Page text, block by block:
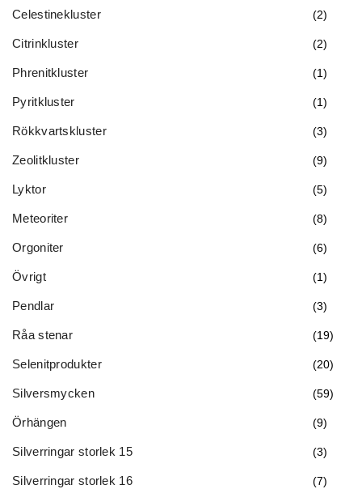
Celestinekluster (2)
Citrinkluster (2)
Phrenitkluster (1)
Pyritkluster (1)
Rökkvartskluster (3)
Zeolitkluster (9)
Lyktor (5)
Meteoriter (8)
Orgoniter (6)
Övrigt (1)
Pendlar (3)
Råa stenar (19)
Selenitprodukter (20)
Silversmycken (59)
Örhängen (9)
Silverringar storlek 15 (3)
Silverringar storlek 16 (7)